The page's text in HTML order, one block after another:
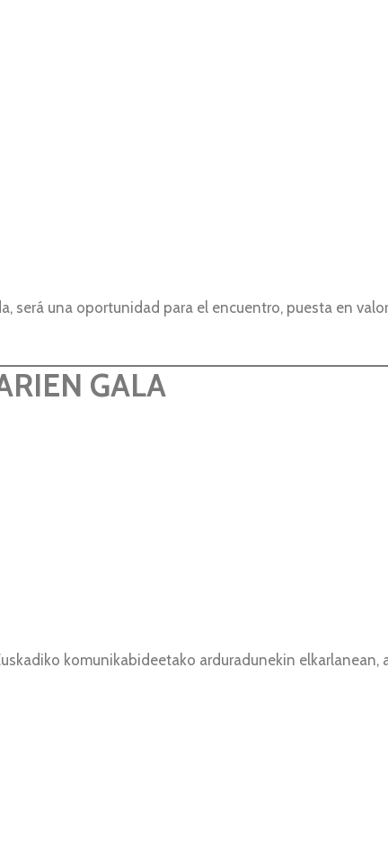
será una oportunidad para el encuentro, puesta en
GALA
komunikabideetako arduradunekin elkarlanean,